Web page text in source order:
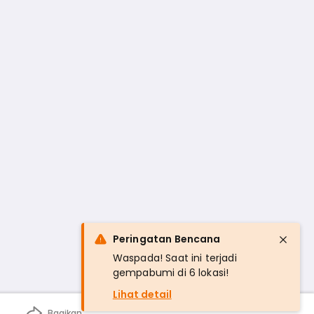
Peringatan Bencana
Waspada! Saat ini terjadi
gempabumi di 6 lokasi!
Lihat detail